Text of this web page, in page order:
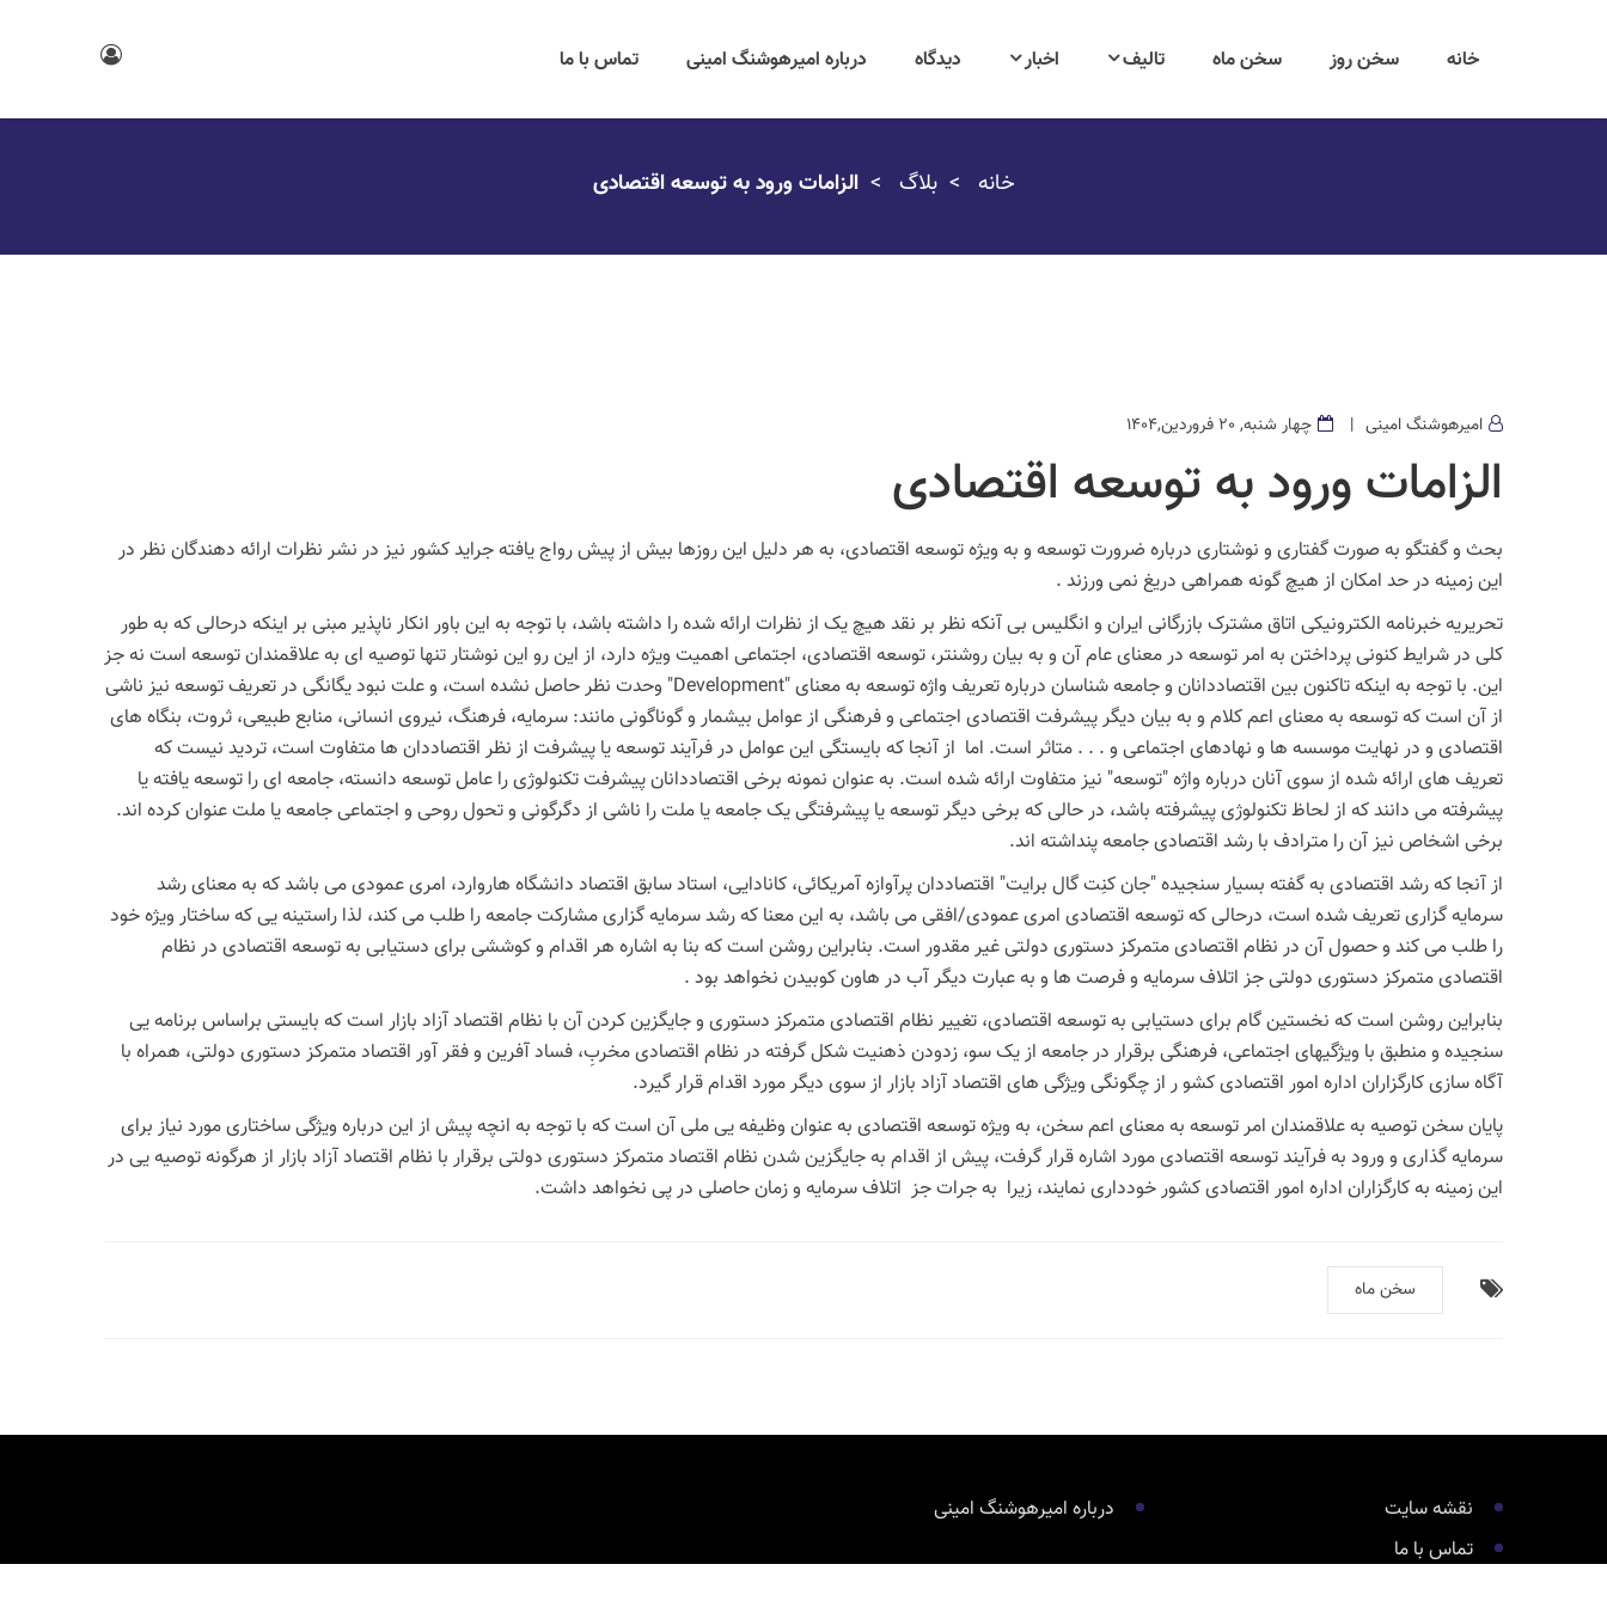
خانه سخن روز سخن ماه تالیف اخبار دیدگاه درباره امیرهوشنگ امینی تماس با ما
خانه بلاگ الزامات ورود به توسعه اقتصادی
امیرهوشنگ امینی چهار شنبه, 20 فروردین,1404
الزامات ورود به توسعه اقتصادی
بحث و گفتگو به صورت گفتاری و نوشتاری درباره ضرورت توسعه و به ویژه توسعه اقتصادی، به هر دلیل این روزها بیش از پیش رواج یافته جراید کشور نیز در نشر نظرات ارائه دهندگان نظر در
این زمینه در حد امکان از هیچ گونه همراهی دریغ نمی ورزند .
تحریریه خبرنامه الکترونیکی اتاق مشترک بازرگانی ایران و انگلیس بی آنکه نظر بر نقد هیچ یک از نظرات ارائه شده را داشته باشد، با توجه به این باور انکار ناپذیر مبنی بر اینکه درحالی که به طور
کلی در شرایط کنونی پرداختن به امر توسعه در معنای عام آن و به بیان روشنتر، توسعه اقتصادی، اجتماعی اهمیت ویژه دارد، از این رو این نوشتار تنها توصیه ای به علاقمندان توسعه است نه جز
این. با توجه به اینکه تاکنون بین اقتصاددانان و جامعه شناسان درباره تعریف واژه توسعه به معنای "Development" وحدت نظر حاصل نشده است، و علت نبود یگانگی در تعریف توسعه نیز ناشی
از آن است که توسعه به معنای اعم کلام و به بیان دیگر پیشرفت اقتصادی اجتماعی و فرهنگی از عوامل بیشمار و گوناگونی مانند: سرمایه، فرهنگ، نیروی انسانی، منابع طبیعی، ثروت، بنگاه های
اقتصادی و در نهایت موسسه ها و نهادهای اجتماعی و . . . متاثر است. اما از آنجا که بایستگی این عوامل در فرآیند توسعه یا پیشرفت از نظر اقتصاددان ها متفاوت است، تردید نیست که
تعریف های ارائه شده از سوی آنان درباره واژه "توسعه" نیز متفاوت ارائه شده است. به عنوان نمونه برخی اقتصاددانان پیشرفت تکنولوژی را عامل توسعه دانسته، جامعه ای را توسعه یافته یا
پیشرفته می دانند که از لحاظ تکنولوژی پیشرفته باشد، در حالی که برخی دیگر توسعه یا پیشرفتگی یک جامعه یا ملت را ناشی از دگرگونی و تحول روحی و اجتماعی جامعه یا ملت عنوان کرده اند.
برخی اشخاص نیز آن را مترادف با رشد اقتصادی جامعه پنداشته اند.
از آنجا که رشد اقتصادی به گفته بسیار سنجیده "جان کنِت گال برایت" اقتصاددان پرآوازه آمریکائی، کانادايی، استاد سابق اقتصاد دانشگاه هاروارد، امری عمودی می باشد که به معنای رشد
سرمایه گزاری تعریف شده است، درحالی که توسعه اقتصادی امری عمودی/افقی می باشد، به این معنا که رشد سرمایه گزاری مشارکت جامعه را طلب می کند، لذا راستینه یی که ساختار ویژه خود
را طلب می کند و حصول آن در نظام اقتصادی متمرکز دستوری دولتی غیر مقدور است. بنابراین روشن است که بنا به اشاره هر اقدام و کوششی برای دستیابی به توسعه اقتصادی در نظام
اقتصادی متمرکز دستوری دولتی جز اتلاف سرمایه و فرصت ها و به عبارت دیگر آب در هاون کوبیدن نخواهد بود .
بنابراین روشن است که نخستین گام برای دستیابی به توسعه اقتصادی، تغییر نظام اقتصادی متمرکز دستوری و جایگزین کردن آن با نظام اقتصاد آزاد بازار است که بایستی براساس برنامه یی
سنجیده و منطبق با ویژگیهای اجتماعی، فرهنگی برقرار در جامعه از یک سو، زدودن ذهنیت شکل گرفته در نظام اقتصادی مخربِ، فساد آفرین و فقر آور اقتصاد متمرکز دستوری دولتی، همراه با
آگاه سازی کارگزاران اداره امور اقتصادی کشو ر از چگونگی ویژگی های اقتصاد آزاد بازار از سوی دیگر مورد اقدام قرار گیرد.
پایان سخن توصیه به علاقمندان امر توسعه به معنای اعم سخن، به ویژه توسعه اقتصادی به عنوان وظیفه یی ملی آن است که با توجه به انچه پیش از این درباره ویژگی ساختاری مورد نیاز برای
سرمایه گذاری و ورود به فرآیند توسعه اقتصادی مورد اشاره قرار گرفت، پیش از اقدام به جایگزین شدن نظام اقتصاد متمرکز دستوری دولتی برقرار با نظام اقتصاد آزاد بازار از هرگونه توصیه یی در
این زمینه به کارگزاران اداره امور اقتصادی کشور خودداری نمایند، زیرا به جرات جز اتلاف سرمایه و زمان حاصلی در پی نخواهد داشت.
سخن ماه
نقشه سایت
تماس با ما
درباره امیرهوشنگ امینی